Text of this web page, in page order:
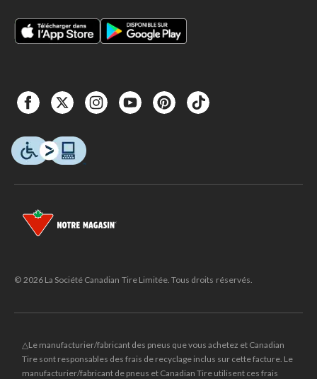
© 2026 La Société Canadian Tire Limitée. Tous droits réservés.
△Le manufacturier/fabricant des pneus que vous achetez et Canadian
Tire sont responsables des frais de recyclage inclus sur cette facture. Le
manufacturier/fabricant de pneus et Canadian Tire utilisent ces frais